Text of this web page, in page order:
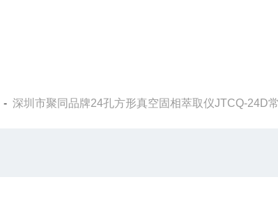
- 深圳市聚同品牌24孔方形真空固相萃取仪JTCQ-24D